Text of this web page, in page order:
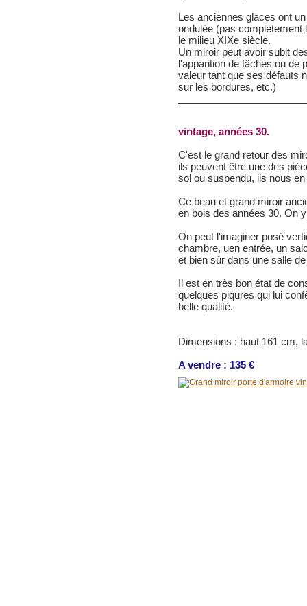
Les anciennes glaces ont
ondulée (pas
le milieu XIXe siècle.
Un miroir peut avoir subit
l'apparition de tâches ou de
valeur tant que ses défauts
sur les bordures, etc.)
vintage, années 30.
C'est le grand retour des
ils peuvent être une des
sol ou suspendu, ils nous
Ce beau et grand miroir
en bois des années 30. On
On peut l'imaginer posé
chambre, uen entrée, un
et bien sûr dans une salle
Il est en très bon état de
quelques piqures qui lui
belle qualité.
Dimensions : haut 161 cm,
A vendre : 135 €